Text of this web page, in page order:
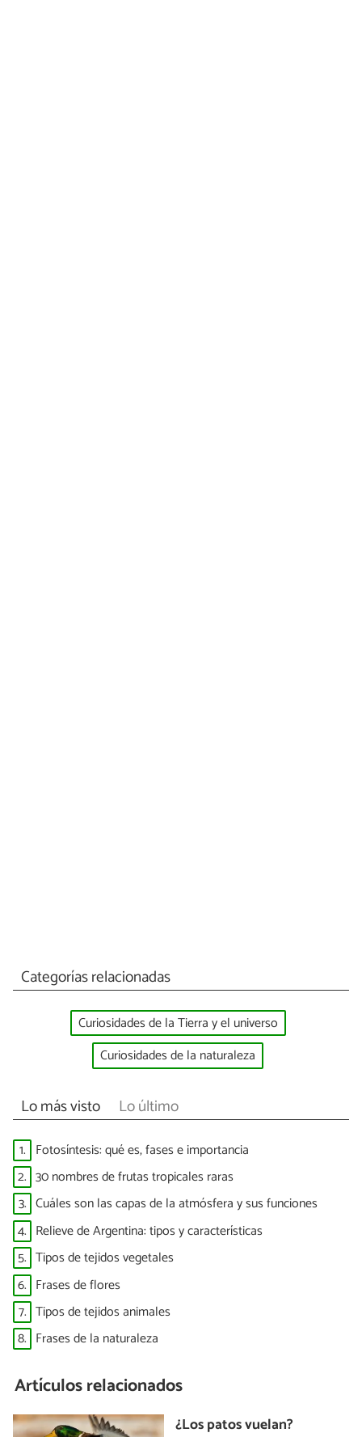
Categorías relacionadas
Curiosidades de la Tierra y el universo
Curiosidades de la naturaleza
Lo más visto Lo último
1. Fotosíntesis: qué es, fases e importancia
2. 30 nombres de frutas tropicales raras
3. Cuáles son las capas de la atmósfera y sus funciones
4. Relieve de Argentina: tipos y características
5. Tipos de tejidos vegetales
6. Frases de flores
7. Tipos de tejidos animales
8. Frases de la naturaleza
Artículos relacionados
¿Los patos vuelan?